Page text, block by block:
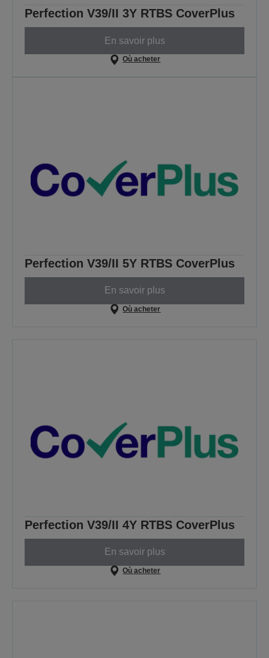
Perfection V39/II 3Y RTBS CoverPlus
En savoir plus
Où acheter
Perfection V39/II 5Y RTBS CoverPlus
En savoir plus
Où acheter
Perfection V39/II 4Y RTBS CoverPlus
En savoir plus
Où acheter